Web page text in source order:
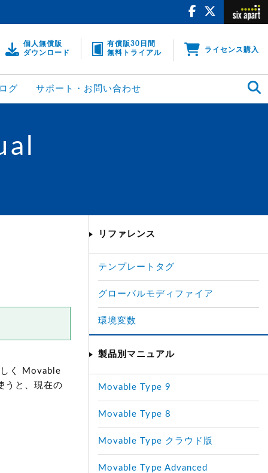
個人無償版
ダウンロード
有償版30日間
無料トライアル
ライセンス購入
グ サポート・お問い合わせ
く Movable
うと、現在の
リファレンス
テンプレートタグ
グローバルモディファイア
環境変数
製品別マニュアル
Movable Type 9
Movable Type 8
Movable Type クラウド版
Movable Type Advanced